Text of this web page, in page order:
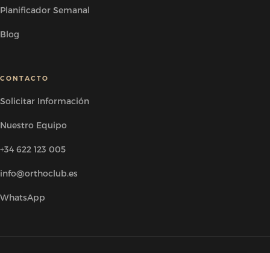
Planificador Semanal
Blog
CONTACTO
Solicitar Información
Nuestro Equipo
+34 622 123 005
info@orthoclub.es
WhatsApp